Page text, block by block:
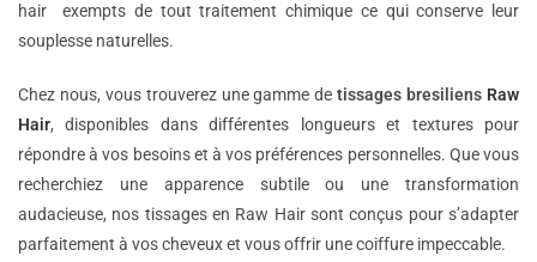
hair exempts de tout traitement chimique ce qui conserve leur
souplesse naturelles.
Chez nous, vous trouverez une gamme detissages bresiliens Raw
Hair, disponibles dans différentes longueurs et textures pour
répondre à vos besoins et à vos préférences personnelles. Que vous
recherchiez une apparence subtile ou une transformation
audacieuse, nos tissages en Raw Hair sont conçus pour s’adapter
parfaitement à vos cheveux et vous offrir une coiffure impeccable.